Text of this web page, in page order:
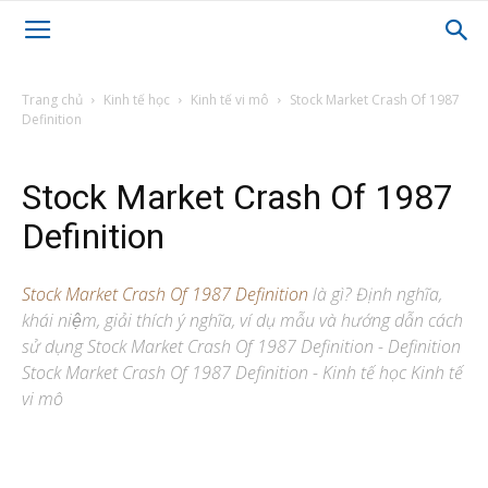
Trang chủ Kinh tế học Kinh tế vi mô
Stock Market Crash Of 1987
Definition
Stock Market Crash Of 1987
Definition
Stock Market Crash Of 1987 Definition là gì? Định nghĩa,
khái niệm, giải thích ý nghĩa, ví dụ mẫu và hướng dẫn cách
sử dụng Stock Market Crash Of 1987 Definition - Definition
Stock Market Crash Of 1987 Definition - Kinh tế học Kinh tế
vi mô